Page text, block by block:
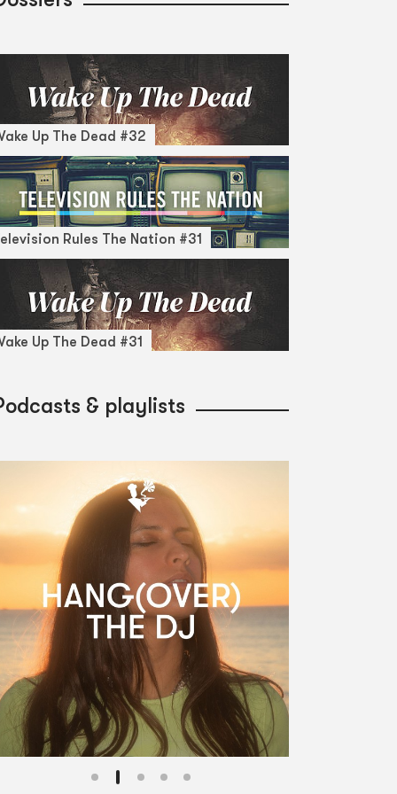
Up The Dead #32
Rules The Nation #31
Up The Dead #31
& playlists